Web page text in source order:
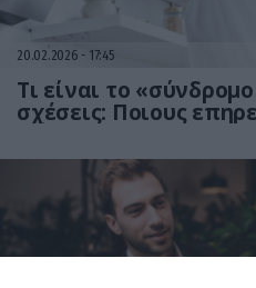
20.02.2026 17:45
Tι είναι το
σχέσεις: Ποιους